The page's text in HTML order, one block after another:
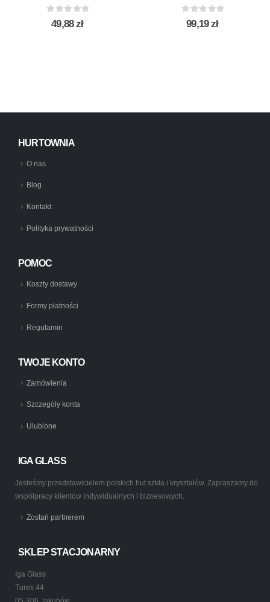
out of 5
49,88zł out of 5
99,19zł
HURTOWNIA
O nas
Blog
Kontakt
Polityka prywatności
POMOC
Koszty dostawy
Formy płatności
Regulamin
TWOJE KONTO
Zamówienia
Szczegóły konta
Ulubione
IGA GLASS
Jesteśmy przedstawicielem polskich hut szkła i kryształów. Zapraszamy do
współpracy klientów indywidualnych i biznesowych.
Zostań partnerem
SKLEP STACJONARNY
Iga Glass
Turek 44